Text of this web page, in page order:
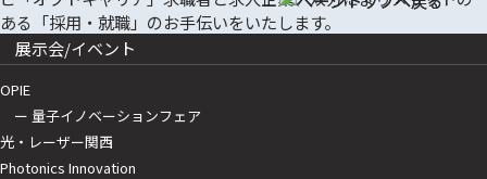
展示会/イベント
OPIE
ー 量子イノベーションフェア
光・レーザー関西
Photonics Innovation